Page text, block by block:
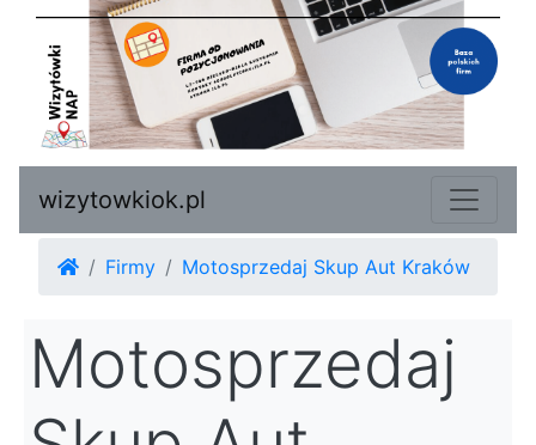
wizytowkiok.pl
Firmy Motosprzedaj Skup Aut Kraków
Motosprzedaj